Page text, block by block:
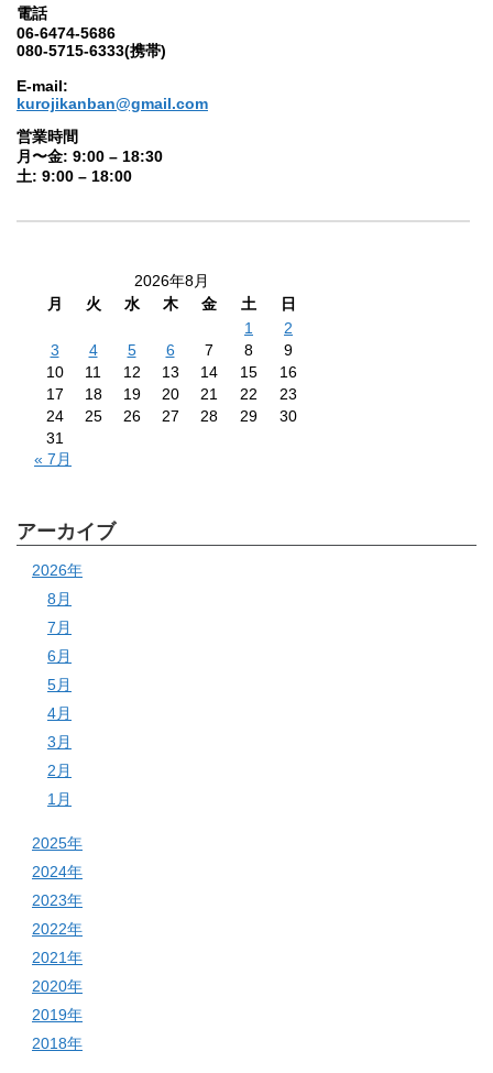
電話
06-6474-5686
080-5715-6333(携帯)
E-mail:
kurojikanban@gmail.com
営業時間
月〜金: 9:00 – 18:30
土: 9:00 – 18:00
2026年8月
月
火 水 木 金 土
日
1
2
3
4 5 6 7 8
9
10
11 12 13 14 15
16
17
18 19 20 21 22
23
24
25 26 27 28 29
30
31
« 7月
アーカイブ
2026年
8月
7月
6月
5月
4月
3月
2月
1月
2025年
2024年
2023年
2022年
2021年
2020年
2019年
2018年